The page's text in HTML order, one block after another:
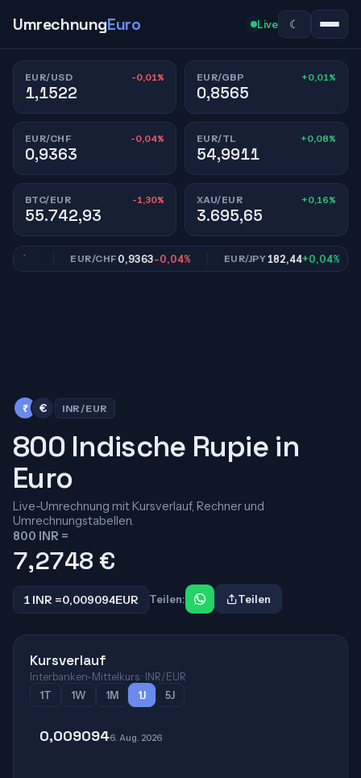
UmrechnungEuro Live ☾
EUR/USD -0,01%
1,1522
EUR/GBP +0,01%
0,8565
EUR/CHF -0,04%
0,9363
EUR/TL +0,08%
54,9911
BTC/EUR -1,30%
55.742,93
XAU/EUR +0,16%
3.695,65
EUR/CHF0,9363-0,04% EUR/JPY182,44+0,04%
₹ € INR/EUR
800 Indische Rupie in
Euro
Live-Umrechnung mit Kursverlauf, Rechner und
Umrechnungstabellen.
800 INR =
7,2748 €
1 INR =0,009094EUR Teilen: Teilen
Kursverlauf
Interbanken-Mittelkurs · INR/EUR
1T
1W 1M 1J 5J
0,0090946. Aug. 2026